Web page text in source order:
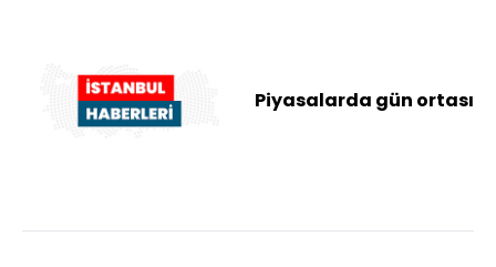
Piyasalarda gün ortası